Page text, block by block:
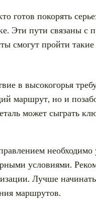
готов покорять
Эти пути связаны
смогут пройти
в высокогорья
маршрут, но и
может сыграть
условиями.
Лучше
маршрутов.